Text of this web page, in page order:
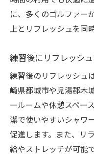
に、多くのゴルファー
上とリフレッシュを同
練習後にリフレッシ
練習後のリフレッシュ
崎県都城市や児湯郡木
ールームや休憩スペー
潔で使いやすいシャワ
促進します。また、リ
給やストレッチが可能